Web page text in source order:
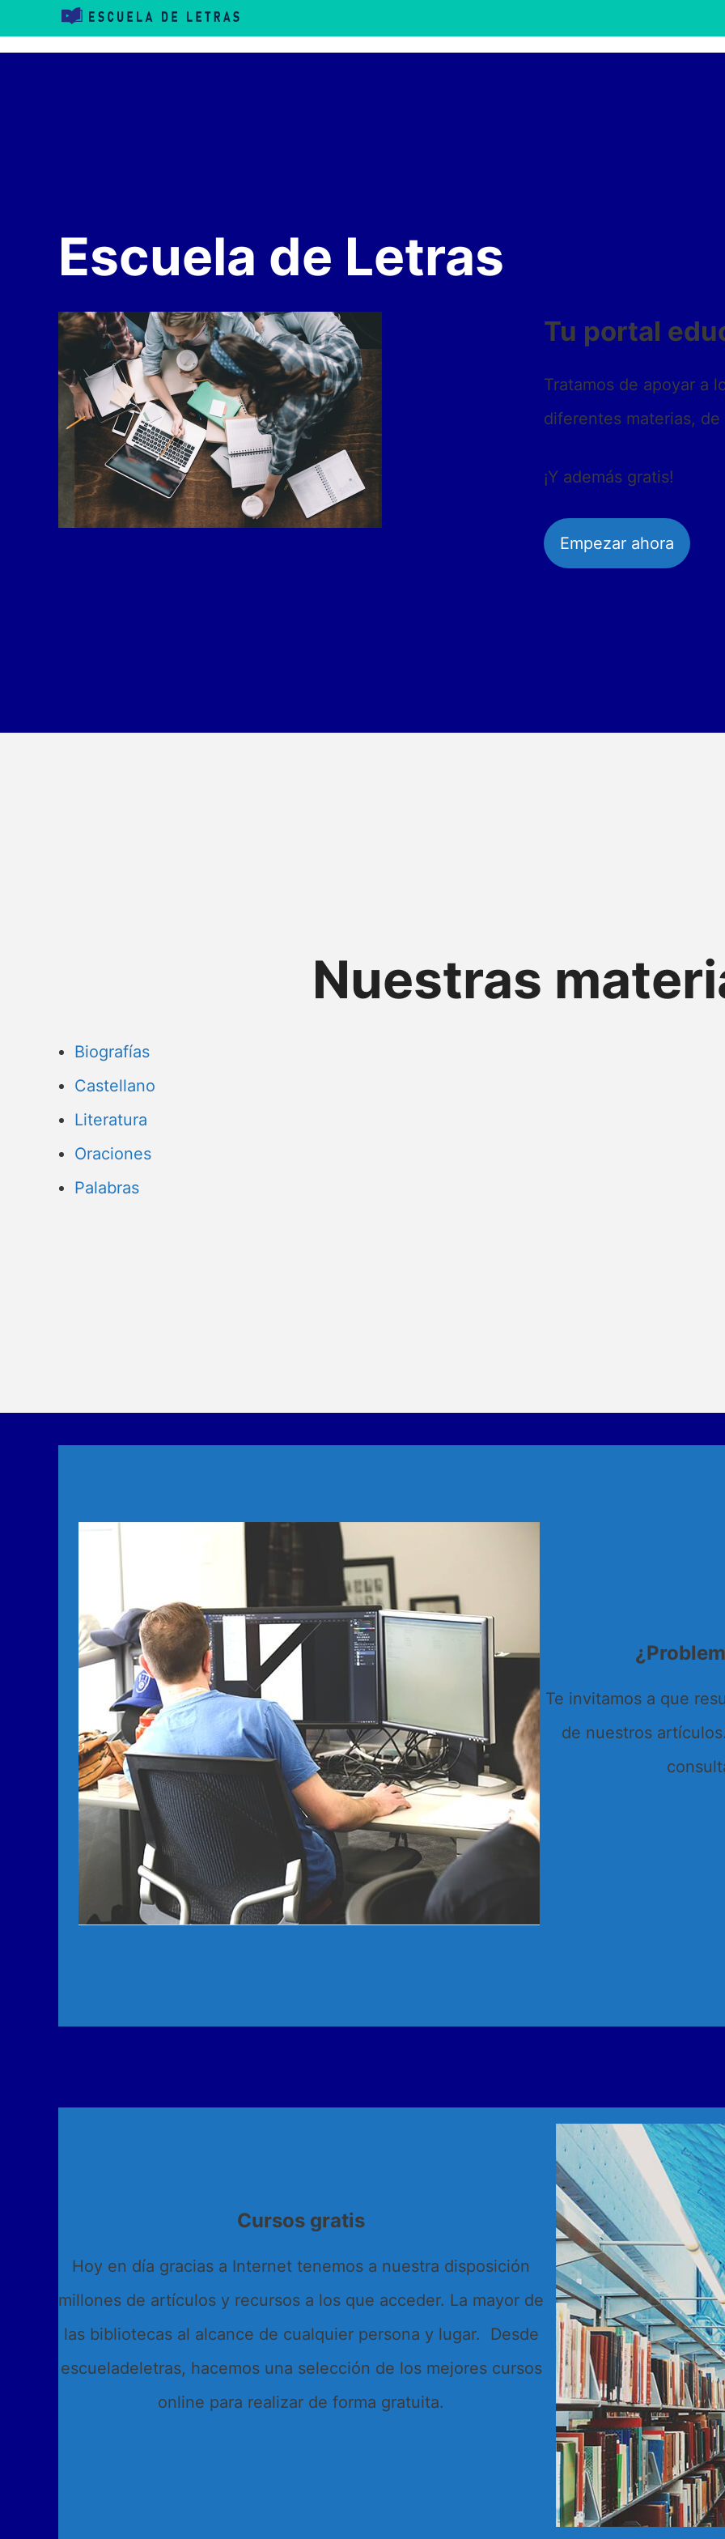
al
Escuela de Letras
Tu portal
Tratamos de apoyar a
diferentes materias,
¡Y además gratis!
Empezar ahora
Nuestras
Biografías
Castellano
Literatura
Oraciones
Palabras
Te invitamos a que
de nuestros
Cursos gratis
Hoy en día gracias a Internet tenemos a nuestra disposición
millones de artículos y recursos a los que acceder. La mayor de
las bibliotecas al alcance de cualquier persona y lugar. Desde
escueladeletras, hacemos una selección de los mejores cursos
online para realizar de forma gratuita.